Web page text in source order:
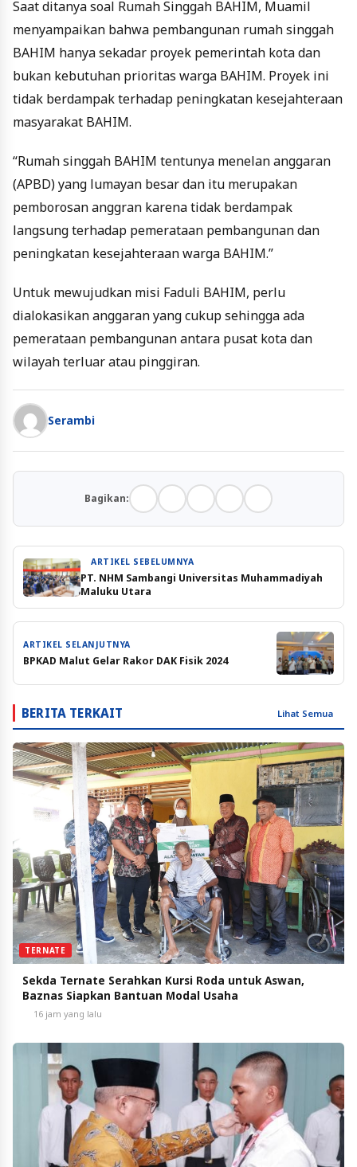
Saat ditanya soal Rumah Singgah BAHIM, Muamil
menyampaikan bahwa pembangunan rumah singgah
BAHIM hanya sekadar proyek pemerintah kota dan
bukan kebutuhan prioritas warga BAHIM. Proyek ini
tidak berdampak terhadap peningkatan kesejahteraan
masyarakat BAHIM.
“Rumah singgah BAHIM tentunya menelan anggaran
(APBD) yang lumayan besar dan itu merupakan
pemborosan anggran karena tidak berdampak
langsung terhadap pemerataan pembangunan dan
peningkatan kesejahteraan warga BAHIM.”
Untuk mewujudkan misi Faduli BAHIM, perlu
dialokasikan anggaran yang cukup sehingga ada
pemerataan pembangunan antara pusat kota dan
wilayah terluar atau pinggiran.
Serambi
Bagikan:
ARTIKEL SEBELUMNYA
PT. NHM Sambangi Universitas Muhammadiyah
Maluku Utara
ARTIKEL SELANJUTNYA
BPKAD Malut Gelar Rakor DAK Fisik 2024
BERITA TERKAIT Lihat Semua
TERNATE
Sekda Ternate Serahkan Kursi Roda untuk Aswan,
Baznas Siapkan Bantuan Modal Usaha
16 jam yang lalu